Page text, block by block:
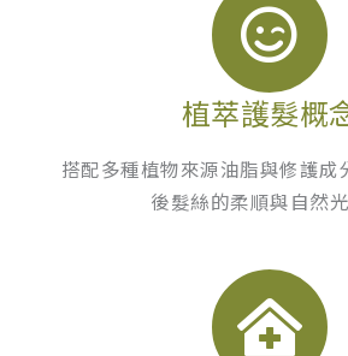
植萃護髮概
搭配多種植物來源油脂與修護成
後髮絲的柔順與自然